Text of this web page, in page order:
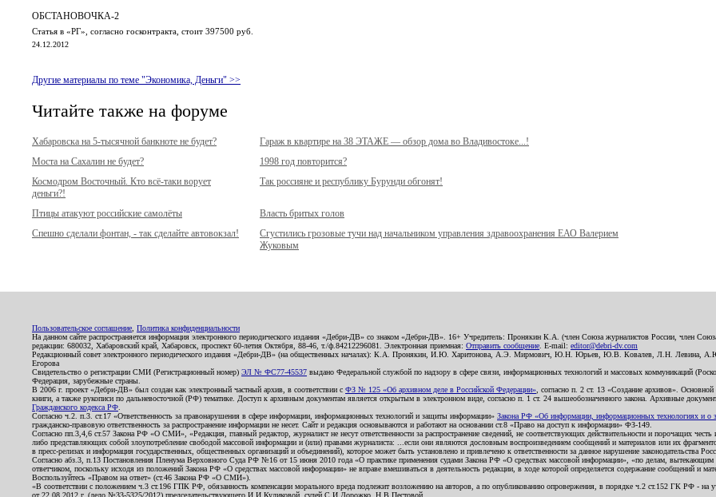
ОБСТАНОВОЧКА-2
Статья в «РГ», согласно госконтракта, стоит 397500 руб.
24.12.2012
Другие материалы по теме "Экономика, Деньги" >>
Читайте также на форуме
Хабаровска на 5-тысячной банкноте не будет?
Гараж в квартире на 38 ЭТАЖЕ — обзор дома во Владивостоке...!
Моста на Сахалин не будет?
1998 год повторится?
Космодром Восточный. Кто всё-таки ворует
деньги?!
Так россияне и республику Бурунди обгонят!
Птицы атакуют российские самолёты
Власть бритых голов
Спешно сделали фонтан, - так сделайте автовокзал!
Сгустились грозовые тучи над начальником управления здравоохранения ЕАО Валерием
Жуковым
Пользовательское соглашение Политика конфиденциальности
На данном сайте распространяется информация электронного периодического издания «Дебри-ДВ» со знаком «Дебри-ДВ». 16+ Учредитель: Пронякин К.А. (член Союза журналистов России, член
редакции: 680032, Хабаровский край, Хабаровск, проспект 60-летия Октября, 88-46, т./ф.84212296081. Электронная приемная: Отправить сообщение . E-mail: editor@debri-dv.com
Редакционный совет электронного периодического издания «Дебри-ДВ» (на общественных началах): К.А. Пронякин, И.Ю. Харитонова, А.Э. Мирмович, Ю.Н. Юрьев, Ю.В. Ковалев, Л.Н.
Егорова
Свидетельство о регистрации СМИ (Регистрационный номер) ЭЛ № ФС77-45537 выдано Федеральной службой по надзору в сфере связи, информационных технологий и массовых коммуникаций
Федерация, зарубежные страны.
В 2006 г. проект «Дебри-ДВ» был создан как электронный частный архив, в соответствии с ФЗ № 125 «Об архивном деле в Российской Федерации» , согласно п. 2 ст. 13 «Создание архивов».
книги, а также рукописи по дальневосточной (РФ) тематике. Доступ к архивным документам является открытым в электронном виде, согласно п. 1 ст. 24 вышеобозначенного закона. Архивные
Гражданского кодекса РФ
Согласно ч.2. п.3. ст.17 «Ответственность за правонарушения в сфере информации, информационных технологий и защиты информации» Закона РФ «Об информации, информационных технологиях и о
гражданско-правовую ответственность за распространение информации не несет. Сайт и редакция основываются и работают на основании ст.8 «Право на доступ к информации» ФЗ-149.
Согласно пп.3,4,6 ст.57 Закона РФ «О СМИ», «Редакция, главный редактор, журналист не несут ответственности за распространение сведений, не соответствующих действительности и порочащих
либо представляющих собой злоупотребление свободой массовой информации и (или) правами журналиста: ...если они являются дословным воспроизведением сообщений и материалов или их
в пресс-релизах и информация государственных, общественных организаций и объединений), которое может быть установлено и привлечено к ответственности за данное нарушение законодательства
Согласно абз.3, п.13 Постановления Пленума Верховного Суда РФ №16 от 15 июня 2010 года «О практике применения судами Закона РФ «О средствах массовой информации», «по делам, вытекающим
ответчиком, поскольку исходя из положений Закона РФ «О средствах массовой информации» не вправе вмешиваться в деятельность редакции, в ходе которой определяется содержание сообщений и
Воспользуйтесь «Правом на ответ» (ст.46 Закона РФ «О СМИ»).
«В соответствии с положением ч.3 ст.196 ГПК РФ, обязанность компенсации морального вреда подлежит возложению на авторов, а по опубликованию опровержения, в порядке ч.2 ст.152 ГК РФ - на
от 22.08.2012 г. (дело №33-5325/2012) председательствующего И.И.Куликовой, судей С.И.Дорожко, Н.В.Пестовой.